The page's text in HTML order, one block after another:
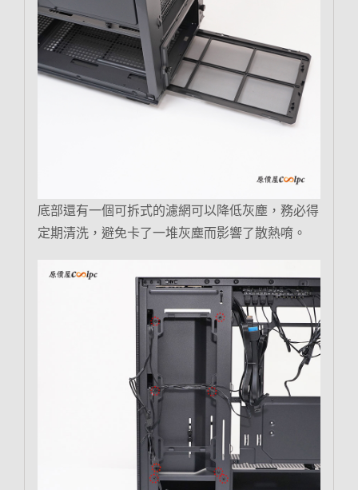
底部還有一個可拆式的濾網可以降低灰塵，務必得
定期清洗，避免卡了一堆灰塵而影響了散熱唷。